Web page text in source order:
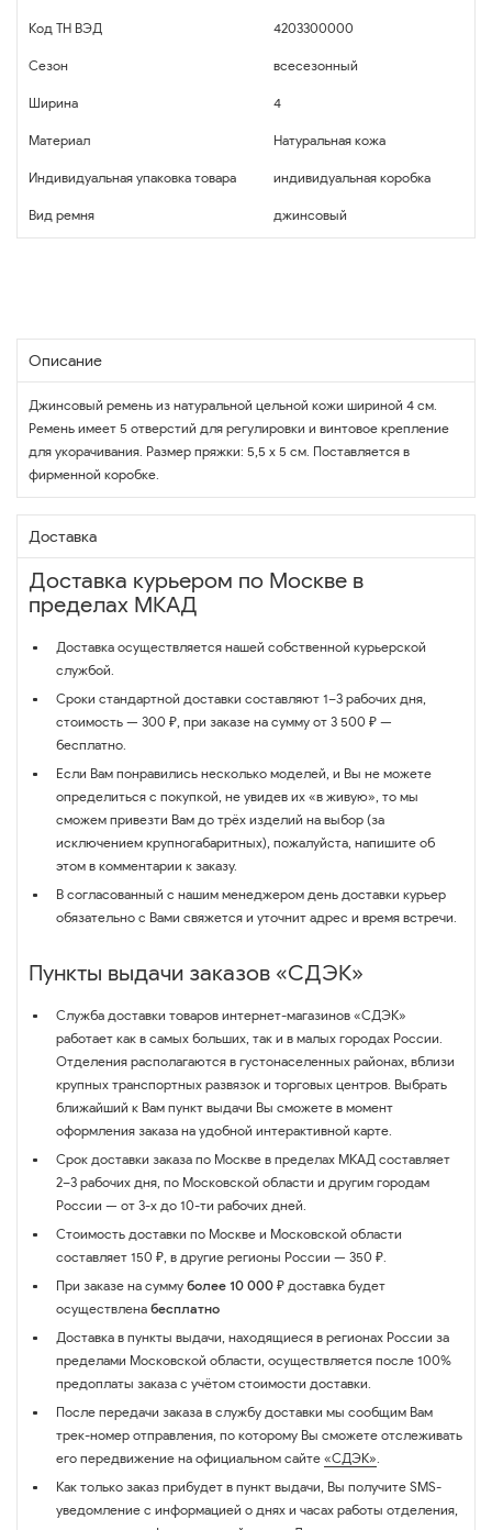
Код ТН ВЭД 4203300000
Сезон всесезонный
Ширина 4
Материал Натуральная кожа
Индивидуальная упаковка товара индивидуальная коробка
Вид ремня джинсовый
Описание
Джинсовый ремень из натуральной цельной кожи шириной 4 см.
Ремень имеет 5 отверстий для регулировки и винтовое крепление
для укорачивания. Размер пряжки: 5,5 х 5 см. Поставляется в
фирменной коробке.
Доставка
Доставка курьером по Москве в
пределах МКАД
Доставка осуществляется нашей собственной курьерской
службой.
Сроки стандартной доставки составляют 1–3 рабочих дня,
стоимость — 300 ₽, при заказе на сумму от 3 500 ₽ —
бесплатно.
Если Вам понравились несколько моделей, и Вы не можете
определиться с покупкой, не увидев их «в живую», то мы
сможем привезти Вам до трёх изделий на выбор (за
исключением крупногабаритных), пожалуйста, напишите об
этом в комментарии к заказу.
В согласованный с нашим менеджером день доставки курьер
обязательно с Вами свяжется и уточнит адрес и время встречи.
Пункты выдачи заказов «СДЭК»
Служба доставки товаров интернет-магазинов «СДЭК»
работает как в самых больших, так и в малых городах России.
Отделения располагаются в густонаселенных районах, вблизи
крупных транспортных развязок и торговых центров. Выбрать
ближайший к Вам пункт выдачи Вы сможете в момент
оформления заказа на удобной интерактивной карте.
Срок доставки заказа по Москве в пределах МКАД составляет
2–3 рабочих дня, по Московской области и другим городам
России — от 3-х до 10-ти рабочих дней.
Стоимость доставки по Москве и Московской области
составляет 150 ₽, в другие регионы России — 350 ₽.
При заказе на сумму более 10 000 ₽ доставка будет
осуществлена бесплатно
Доставка в пункты выдачи, находящиеся в регионах России за
пределами Московской области, осуществляется после 100%
предоплаты заказа с учётом стоимости доставки.
После передачи заказа в службу доставки мы сообщим Вам
трек-номер отправления, по которому Вы сможете отслеживать
его передвижение на официальном сайте «СДЭК».
Как только заказ прибудет в пункт выдачи, Вы получите SMS-
уведомление с информацией о днях и часах работы отделения,